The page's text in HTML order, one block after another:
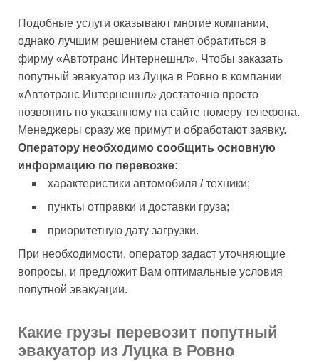
Подобные услуги оказывают многие компании,
однако лучшим решением станет обратиться в
фирму «Автотранс Интернешнл». Чтобы заказать
попутный эвакуатор из Луцка в Ровно в компании
«Автотранс Интернешнл» достаточно просто
позвонить по указанному на сайте номеру телефона.
Менеджеры сразу же примут и обработают заявку.
Оператору необходимо сообщить основную
информацию по перевозке:
характеристики автомобиля / техники;
пункты отправки и доставки груза;
приоритетную дату загрузки.
При необходимости, оператор задаст уточняющие
вопросы, и предложит Вам оптимальные условия
попутной эвакуации.
Какие грузы перевозит попутный
эвакуатор из Луцка в Ровно